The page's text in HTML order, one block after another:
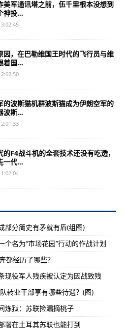
美军通讯塔之前，伍千里根本没想到
神投...
因，在巴勒维国王时代的飞行员与维
着国...
的波斯猫机群波斯猫成为伊朗空军的
波斯...
F4战斗机的全套技术还没有吃透，
一代...
部分简史有矛就有盾(组图)
名为“市场花园”行动的作战计划
都经历了哪些？
现役军人残疾被认定为因战致残
转业干部享有哪些待遇？(图)
炼狱：苏联捡漏摘桃子
署在土耳其苏联也能打到